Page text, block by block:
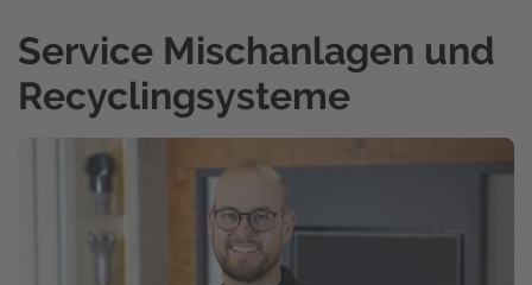
Service Mischanlagen und
Recyclingsysteme